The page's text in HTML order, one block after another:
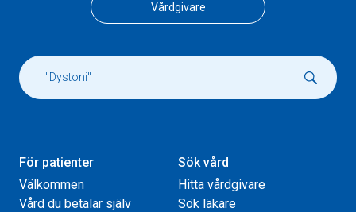
Vårdgivare
För patienter
Välkommen
Vård du betalar själv
Sök vård
Hitta vårdgivare
Sök läkare